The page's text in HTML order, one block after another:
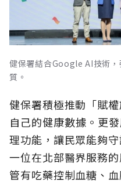
健保署結合Google AI技術
質。
健保署積極推動「賦
自己的健康數據。更
理功能，讓民眾能夠
一位在北部醫界服務
管有吃藥控制血糖、